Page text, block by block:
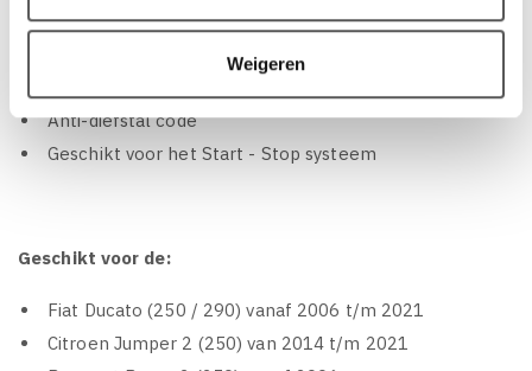
Weigeren
beeldbestanden
Stuurwielinterface ready
Anti-diefstal code
Geschikt voor het Start - Stop systeem
Geschikt voor de:
Fiat Ducato (250 / 290) vanaf 2006 t/m 2021
Citroen Jumper 2 (250) van 2014 t/m 2021